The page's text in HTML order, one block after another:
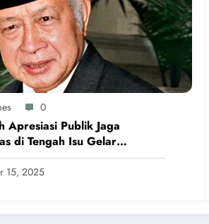
0
Apresiasi Publik Jaga
di Tengah Isu Gelar
15, 2025